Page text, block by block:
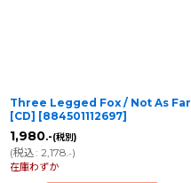
Three Legged Fox / Not As Far
[CD] [884501112697]
1,980.-(税別)
(税込: 2,178.-)
在庫わずか